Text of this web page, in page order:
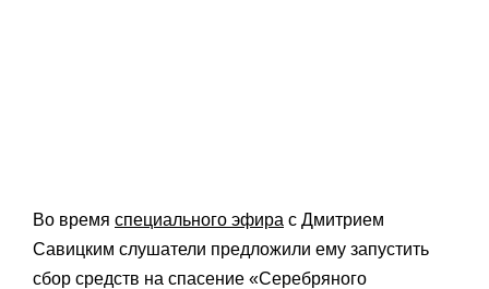
Во время специального эфира с Дмитрием
Савицким слушатели предложили ему запустить
сбор средств на спасение «Серебряного